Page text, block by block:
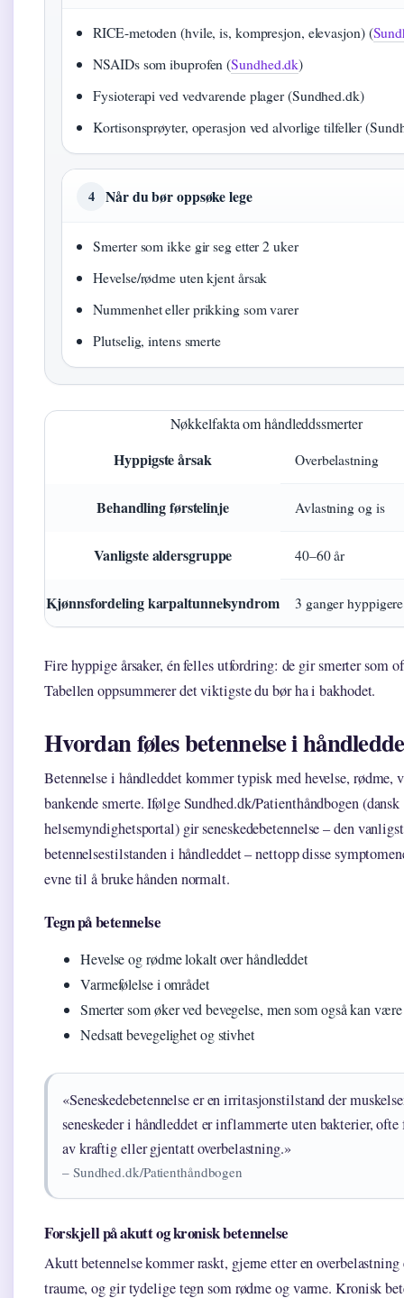
RICE-metoden (hvile, is, kompresjon, elevasjon) (
NSAIDs som ibuprofen (Sundhed.dk)
Fysioterapi ved vedvarende plager (Sundhed.dk)
Kortisonsprøyter, operasjon ved alvorlige tilfeller
4 Når du bør oppsøke lege
Smerter som ikke gir seg etter 2 uker
Hevelse/rødme uten kjent årsak
Nummenhet eller prikking som varer
Plutselig, intens smerte
Nøkkelfakta om håndleddssmerter
Hyppigste årsak Overbelastning
Behandling førstelinje Avlastning og is
Vanligste aldersgruppe 40–60 år
Kjønnsfordeling karpaltunnelsyndrom 3 ganger
Fire hyppige årsaker, én felles utfordring: de gir smerter som
Tabellen oppsummerer det viktigste du bør ha i bakhodet.
Hvordan føles betennelse i
Betennelse i håndleddet kommer typisk med hevelse, rødme,
bankende smerte. Ifølge Sundhed.dk/Patienthåndbogen (dansk
helsemyndighetsportal) gir seneskedebetennelse – den
betennelsestilstanden i håndleddet – nettopp disse
evne til å bruke hånden normalt.
Tegn på betennelse
Hevelse og rødme lokalt over håndleddet
Varmefølelse i området
Smerter som øker ved bevegelse, men som også kan
Nedsatt bevegelighet og stivhet
«Seneskedebetennelse er en irritasjonstilstand der
seneskeder i håndleddet er inflammerte uten bakterier, ofte
av kraftig eller gjentatt overbelastning.»
– Sundhed.dk/Patienthåndbogen
Forskjell på akutt og kronisk betennelse
Akutt betennelse kommer raskt, gjerne etter en
traume, og gir tydelige tegn som rødme og varme. Kronisk